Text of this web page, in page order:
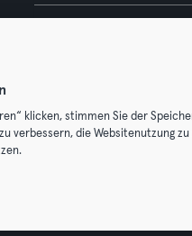
reserved.
klicken, stimmen Sie der
verbessern, die Websitenutzung